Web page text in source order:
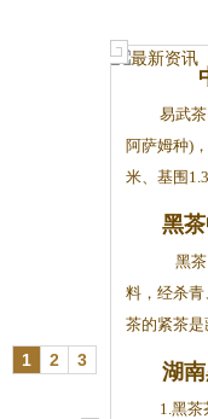
1 2 3
易武
阿萨姆种)
米、基围
黑
黑茶
料，经杀
茶的紧茶
湖
1.黑